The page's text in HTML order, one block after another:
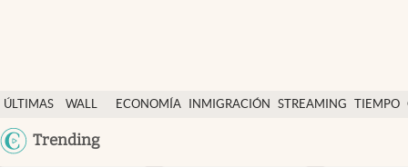
ÚLTIMAS
NOTICIAS
WALL
ECONOMÍA INMIGRACIÓN STREAMING TIEMPO
Trending
Finanzas y economía
Wall Street y dólar